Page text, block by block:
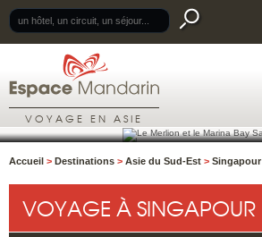
VOYAGE EN ASIE
Accueil > Destinations > Asie du Sud-Est > Singapour
VOYAGE À SINGAPOUR